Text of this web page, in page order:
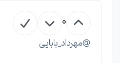
0
@مهرداد_بابایی